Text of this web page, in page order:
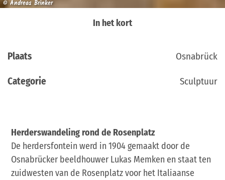
© Andreas Brinker
In het kort
Plaats Osnabrück
Categorie Sculptuur
Herderswandeling rond de Rosenplatz
De herdersfontein werd in 1904 gemaakt door de
Osnabrücker beeldhouwer Lukas Memken en staat ten
zuidwesten van de Rosenplatz voor het Italiaanse